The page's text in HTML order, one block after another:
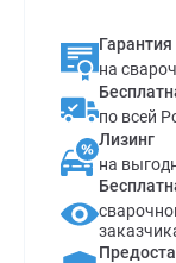
Гарантия
на
по всей
Лизинг
на